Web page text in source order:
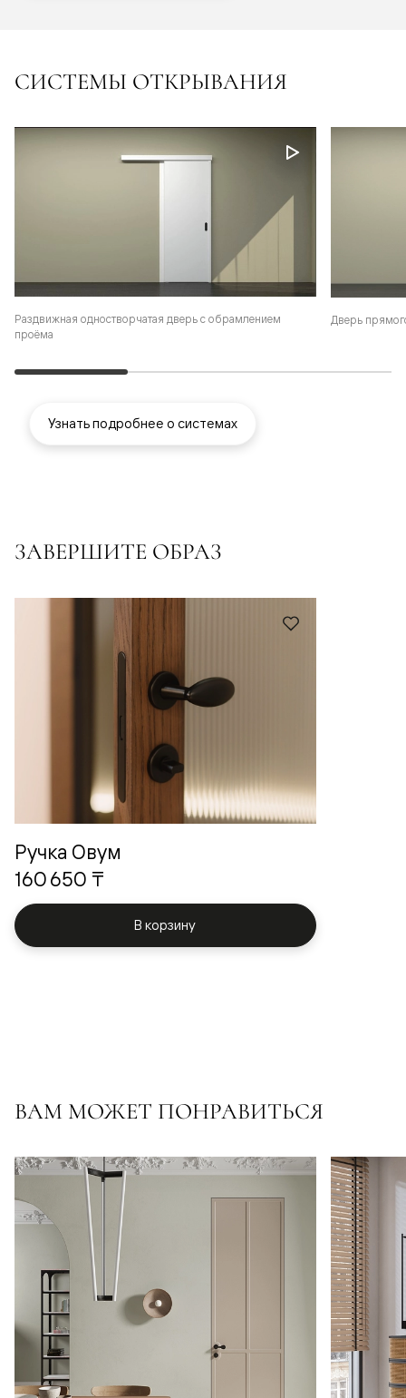
СИСТЕМЫ ОТКРЫВАНИЯ
Раздвижная одностворчатая дверь с обрамлением
проёма
Дверь
Узнать подробнее о системах
ЗАВЕРШИТЕ ОБРАЗ
Ручка Овум
160 650 ₸
В корзину
ВАМ МОЖЕТ ПОНРАВИТЬСЯ